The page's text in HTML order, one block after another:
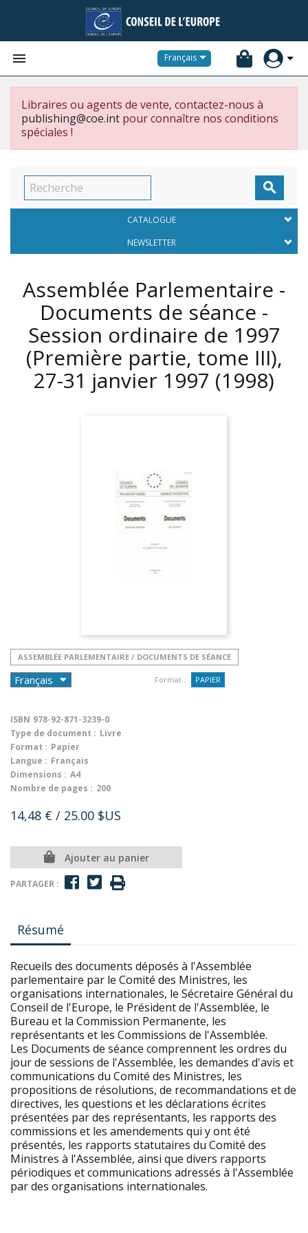
 Français
Libraires ou agents de vente, contactez-nous à
publishing@coe.int pour connaître nos conditions
spéciales !

CATALOGUE
NEWSLETTER
Assemblée Parlementaire -
Documents de séance -
Session ordinaire de 1997
(Première partie, tome III),
27-31 janvier 1997 (1998)
ASSEMBLÉE PARLEMENTAIRE / DOCUMENTS DE SÉANCE
Format : PAPIER
ISBN 978-92-871-3239-0
Type de document : Livre
Format : Papier
Langue : Français
Dimensions : A4
Nombre de pages : 200
14,48 € / 25.00 $US
Ajouter au panier
PARTAGER :
Résumé
Recueils des documents déposés à l'Assemblée
parlementaire par le Comité des Ministres, les
organisations internationales, le Sécretaire Général du
Conseil de l'Europe, le Président de l'Assemblée, le
Bureau et la Commission Permanente, les
représentants et les Commissions de l'Assemblée.
Les Documents de séance comprennent les ordres du
jour de sessions de l'Assemblée, les demandes d'avis et
communications du Comité des Ministres, les
propositions de résolutions, de recommandations et de
directives, les questions et les déclarations écrites
présentées par des représentants, les rapports des
commissions et les amendements qui y ont été
présentés, les rapports statutaires du Comité des
Ministres à l'Assemblée, ainsi que divers rapports
périodiques et communications adressés à l'Assemblée
par des organisations internationales.